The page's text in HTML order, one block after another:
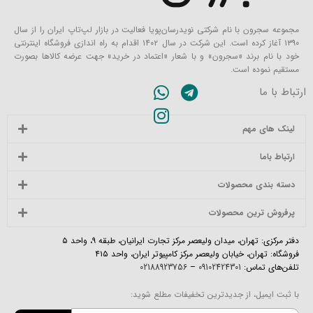
مجموعه سجرون با نام شرکتی نویدرسان‌پویا فعالیت در بازار لپ‌تاپ ایران را از سال
۱۳۹۰ آغاز کرده است. این شرکت در سال ۱۴۰۲ اقدام به راه اندازی فروشگاه اینترنتی
خود با نام برند «سجرون» و با شعار «اعتماد در خرید» جهت عرضه کالاها بصورت
مستقیم نموده است.
ارتباط با ما
لینک های مهم
ارتباط باما
دسته بندی محصولات
پرفروش ترین محصولات
دفتر مرکزی: تهران، میدان ولیعصر مرکز تجارت ایرانیان، طبقه ۹، واحد ۵
فروشگاه: تهران، خیابان ولیعصر مرکز کامپیوتر ایران، واحد ۴۱۵
تلفن‌های تماس: 09102424301
–
02188923756
با ثبت ایمیل، از جدیدترین تخفیفات مطلع شوید: